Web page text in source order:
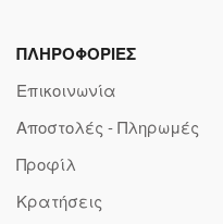
ΠΛΗΡΟΦΟΡΙΕΣ
Επικοινωνία
Αποστολές - Πληρωμές
Προφίλ
Κρατήσεις